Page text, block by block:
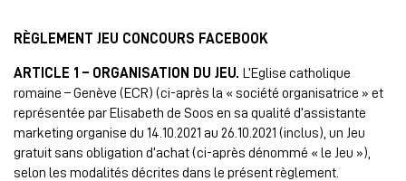
RÈGLEMENT JEU CONCOURS FACEBOOK
ARTICLE 1 – ORGANISATION DU JEU. L’Eglise catholique
romaine – Genève (ECR) (ci-après la « société organisatrice » et
représentée par Elisabeth de Soos en sa qualité d’assistante
marketing organise du 14.10.2021 au 26.10.2021 (inclus), un Jeu
gratuit sans obligation d’achat (ci-après dénommé « le Jeu »),
selon les modalités décrites dans le présent règlement.